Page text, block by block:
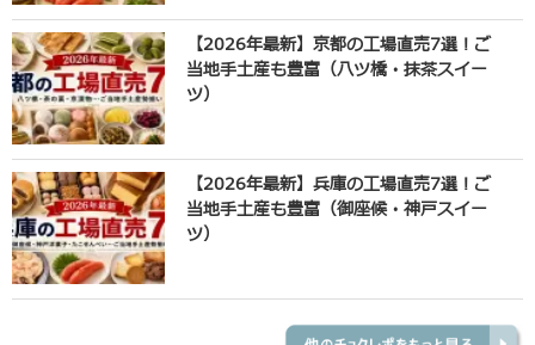
【2026年最新】京都の工場直売7選！ご
当地手土産も豊富（八ツ橋・抹茶スイー
ツ）
【2026年最新】兵庫の工場直売7選！ご
当地手土産も豊富（御座候・神戸スイー
ツ）